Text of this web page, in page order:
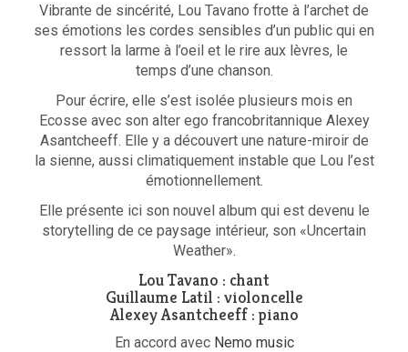
Vibrante de sincérité, Lou Tavano frotte à l’archet de
ses émotions les cordes sensibles d’un public qui en
ressort la larme à l’oeil et le rire aux lèvres, le
temps d’une chanson.
Pour écrire, elle s’est isolée plusieurs mois en
Ecosse avec son alter ego francobritannique Alexey
Asantcheeff. Elle y a découvert une nature-miroir de
la sienne, aussi climatiquement instable que Lou l’est
émotionnellement.
Elle présente ici son nouvel album qui est devenu le
storytelling de ce paysage intérieur, son «Uncertain
Weather».
Lou Tavano : chant
Guillaume Latil : violoncelle
Alexey Asantcheeff : piano
En accord avec Nemo music